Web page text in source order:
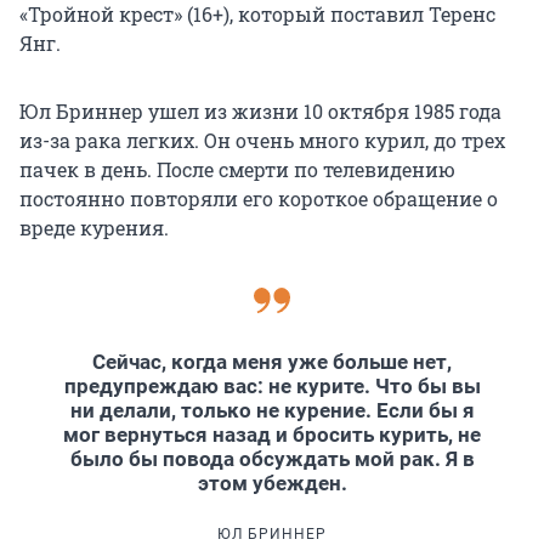
«Тройной крест» (16+), который поставил Теренс
Янг.
Юл Бриннер ушел из жизни 10 октября 1985 года
из-за рака легких. Он очень много курил, до трех
пачек в день. После смерти по телевидению
постоянно повторяли его короткое обращение о
вреде курения.
Сейчас, когда меня уже больше нет,
предупреждаю вас: не курите. Что бы вы
ни делали, только не курение. Если бы я
мог вернуться назад и бросить курить, не
было бы повода обсуждать мой рак. Я в
этом убежден.
ЮЛ БРИННЕР